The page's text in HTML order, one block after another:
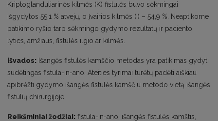
Kriptoglanduliarinės kilmės (K) fistulės buvo sėkmingai
išgydytos 55,1 % atvejų, o įvairios kilmės (I) – 54,9 %. Neaptikome
patikimo ryšio tarp sėkmingo gydymo rezultatų ir paciento
lyties, amžiaus, fistulės ilgio ar kilmės.
Išvados: Išangės fistulės kamščio metodas yra patikimas gydyti
sudėtingas fistula-in-ano. Ateities tyrimai turėtų padėti aiškiau
apibrėžti gydymo išangės fistulės kamščiu metodo vietą išangės
fistulių chirurgijoje.
Reikšminiai žodžiai: fistula-in-ano, išangės fistulės kamštis,